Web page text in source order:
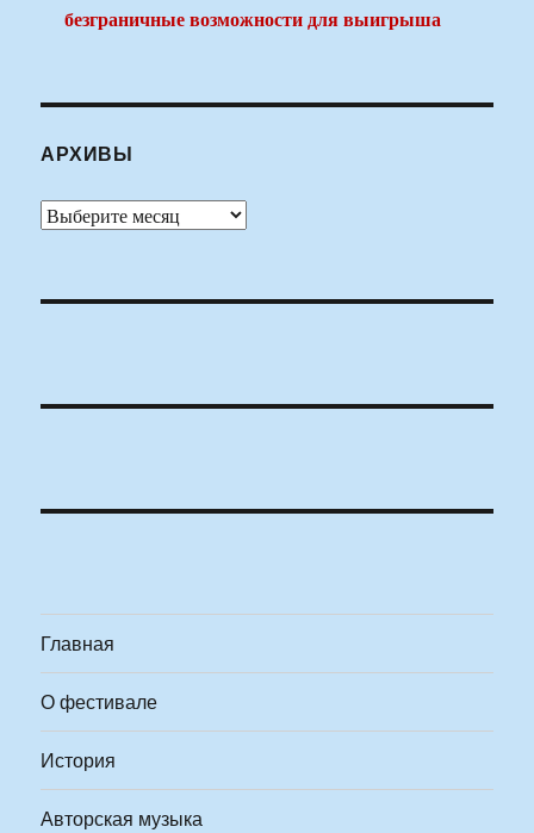
безграничные возможности для выигрыша
АРХИВЫ
Архивы
Главная
О фестивале
История
Авторская музыка